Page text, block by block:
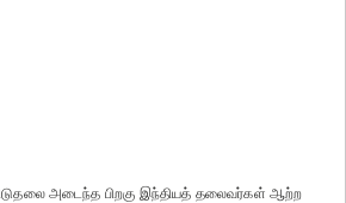
அடைந்த பிறகு இந்தியத் தலைவர்கள் ஆற்ற